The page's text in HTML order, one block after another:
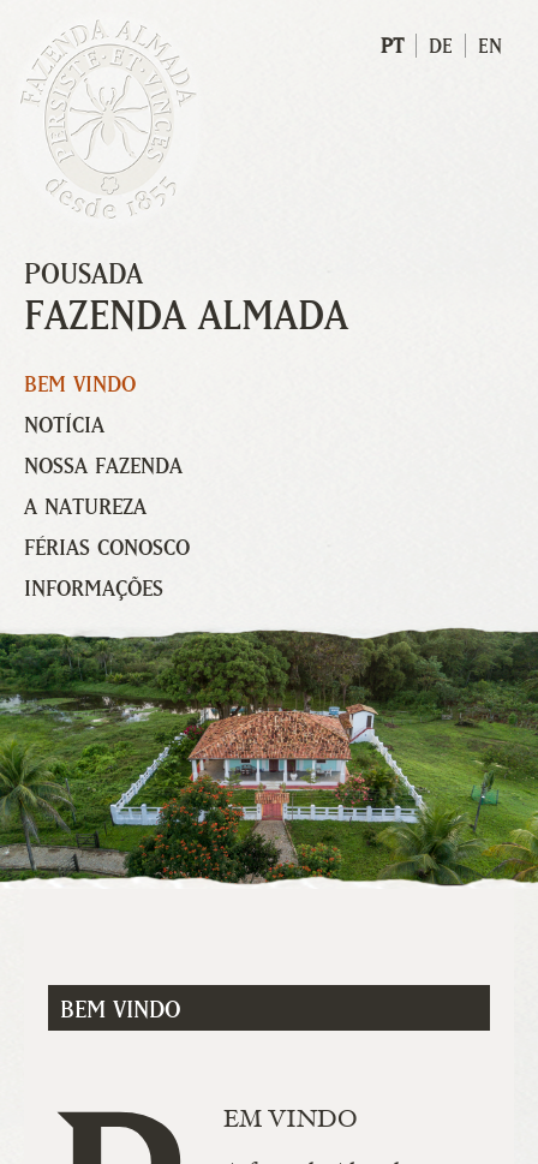
PT DE EN
POUSADA
FAZENDA ALMADA
BEM VINDO
NOTÍCIA
NOSSA FAZENDA
A NATUREZA
FÉRIAS CONOSCO
INFORMAÇÕES
BEM VINDO
EM VINDO